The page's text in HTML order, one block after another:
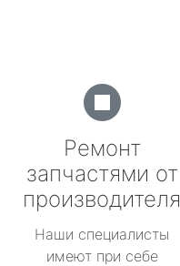
Ремонт
запчастями от
производителя
Наши специалисты
имеют при себе